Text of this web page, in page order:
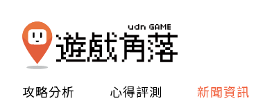
攻略分析 心得評測 新聞資訊